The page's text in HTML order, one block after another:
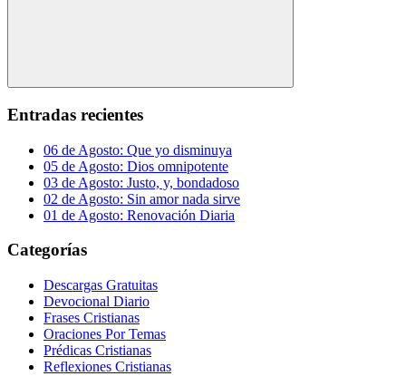
Buscar
Entradas recientes
06 de Agosto: Que yo disminuya
05 de Agosto: Dios omnipotente
03 de Agosto: Justo, y, bondadoso
02 de Agosto: Sin amor nada sirve
01 de Agosto: Renovación Diaria
Categorías
Descargas Gratuitas
Devocional Diario
Frases Cristianas
Oraciones Por Temas
Prédicas Cristianas
Reflexiones Cristianas